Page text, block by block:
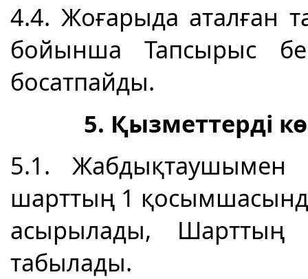
4.4. Жоғарыда аталған
бойынша Тапсырыс
босатпайды.
5. Қызметтерді
5.1. Жабдықтаушымен
шарттың 1
асырылады, Шарттың
табылады.